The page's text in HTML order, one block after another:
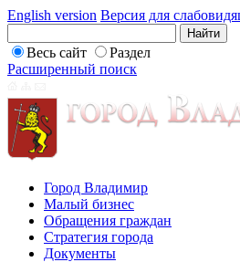
English version Версия для
Весь сайт
Раздел
Расширенный поиск
Город Владимир
Малый бизнес
Обращения граждан
Стратегия города
Документы